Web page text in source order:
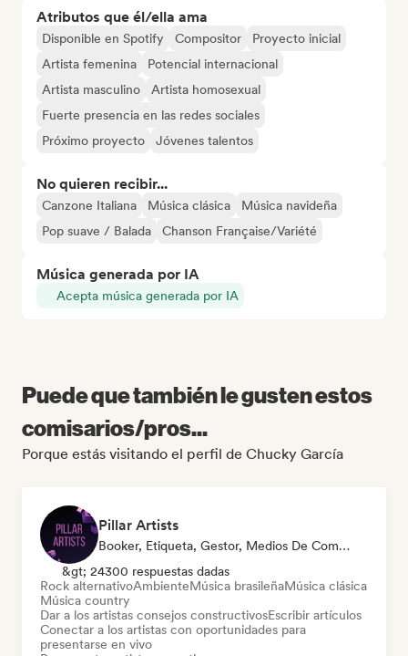
Atributos que él/ella ama
Disponible en Spotify Compositor
Proyecto inicial
Artista femenina
Potencial internacional
Artista masculino
Artista homosexual
Fuerte presencia en las redes sociales
Próximo proyecto
Jóvenes talentos
No quieren recibir...
Canzone Italiana Música clásica
Música navideña
Pop suave / Balada
Chanson Française/Variété
Música generada por IA
Acepta música generada por IA
Puede que también le gusten estos
comisarios/pros...
Porque estás visitando el perfil de Chucky García
Pillar Artists
Booker, Etiqueta, Gestor, Medios De Comunicación/Periodista, Mentor, Playlist Curator
&gt; 24300 respuestas dadas
Rock alternativoAmbienteMúsica brasileñaMúsica clásica
Música country
Dar a los artistas consejos constructivosEscribir artículos
Conectar a los artistas con oportunidades para
presentarse en vivo